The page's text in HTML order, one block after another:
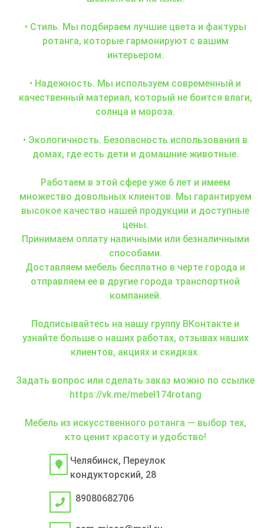
• Стиль. Мы подбираем лучшие цвета и фактуры
ротанга, которые гармонируют с вашим
интерьером.
• Надежность. Мы используем современный и
качественный материал, который не боится влаги,
солнца и мороза.
• Экологичность. Безопасность использования в
домах, где есть дети и домашние животные.
Работаем в этой сфере уже 6 лет и имеем
множество довольных клиентов. Мы гарантируем
высокое качество нашей продукции и доступные
цены.
Принимаем оплату наличными или безналичными
способами.
Доставляем мебель бесплатно в черте города и
отправляем ее в другие города транспортной
компанией.
Подписывайтесь на нашу группу ВКонтакте и
узнайте больше о наших работах, отзывах наших
клиентов, акциях и скидках.
Задать вопрос или сделать заказ можно по ссылке
https://vk.me/mebel174rotang
Мебель из искусственного ротанга — выбор тех,
кто ценит красоту и удобство!
Челябинск, Переулок
кондукторский, 28
89080682706